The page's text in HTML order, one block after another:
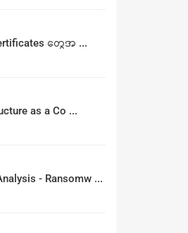
တွေအ ...
as a Co ...
- Ransomw ...